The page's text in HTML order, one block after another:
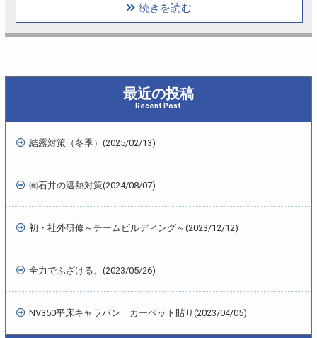
します。 https://www.city.a…続きを読む
最近の投稿
Recent Post
結露対策（冬季） (2025/02/13)
㈱石井の遮熱対策(2024/08/07)
初・社外研修～チームビルディング～ (2023/12/12)
全力でふざける。 (2023/05/26)
NV350平床キャラバン カーペット貼り (2023/04/05)